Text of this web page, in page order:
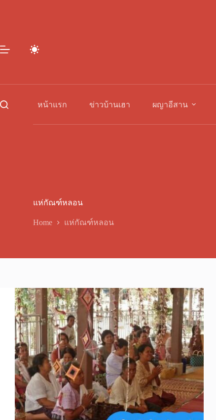
หน้าแรก ข่าวบ้านเฮา ผญาอีสาน
แห่กัณฑ์หลอน
Home แห่กัณฑ์หลอน